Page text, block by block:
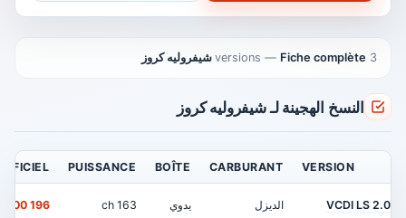
3 versions
— Fiche complète شيفروليه كروز
النسخ الهجينة لـ شيفروليه كروز
VERSION
CARBURANT
BOÎTE
PUISSANCE
2.0 VCDI LS الديزل يدوي 163 ch
196 900 MAD